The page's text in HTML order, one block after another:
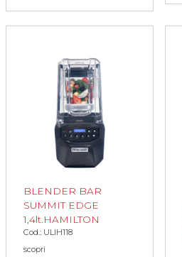
BLENDER BAR
SUMMIT EDGE
1,4lt.HAMILTON
Cod.: ULIH118
scopri